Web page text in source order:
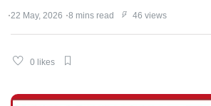
22 May, 2026 8 mins read 46 views
0 likes